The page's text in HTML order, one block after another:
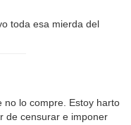
toda esa mierda del
no lo compre. Estoy harto
de censurar e imponer